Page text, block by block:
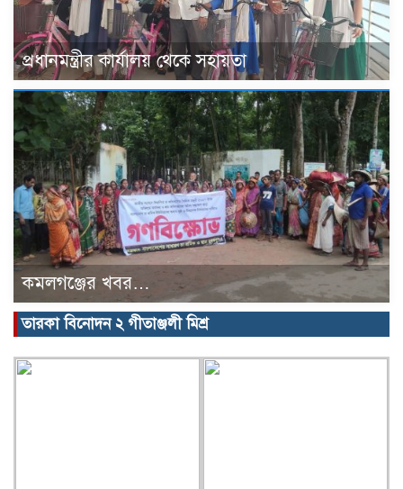
প্রধানমন্ত্রীর কার্যালয় থেকে সহায়তা
কমলগঞ্জের খবর…
তারকা বিনোদন ২ গীতাঞ্জলী মিশ্র